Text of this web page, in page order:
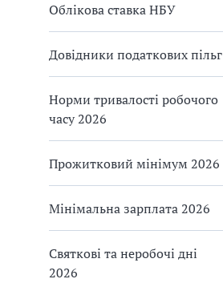
Облікова ставка НБУ
Довідники податкових пільг
Норми тривалості робочого
часу 2026
Прожитковий мінімум 2026
Мінімальна зарплата 2026
Святкові та неробочі дні
2026